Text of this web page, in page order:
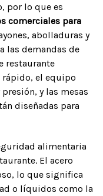
por lo que es
comerciales para
abolladuras y
las demandas de
restaurante
rápido, el equipo
y las mesas
diseñadas para
alimentaria
El acero
lo que significa
o líquidos como la